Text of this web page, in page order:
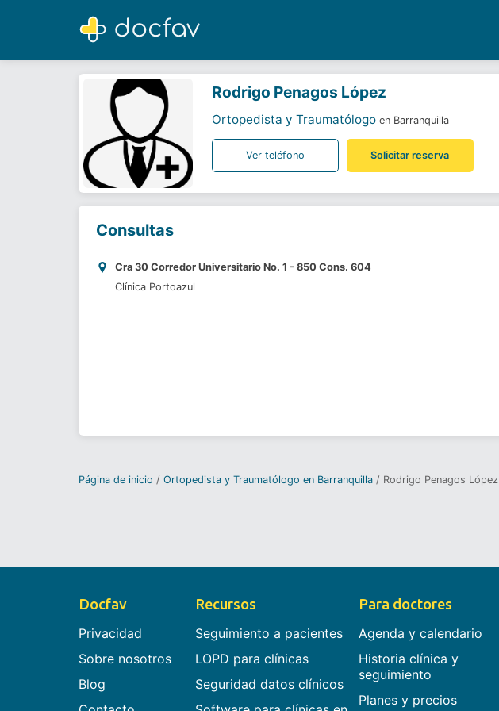
Rodrigo Penagos López
Ortopedista y Traumatólogo
Rodrigo Penagos López
Ortopedista y Traumatólogo en Barranquilla
Ver teléfono Solicitar reserva
Consultas
Cra 30 Corredor Universitario No. 1 - 850 Cons. 604
Clínica Portoazul
Página de inicio Ortopedista y Traumatólogo en Barranquilla Rodrigo Penagos López
Docfav
Privacidad
Sobre nosotros
Blog
Recursos
Seguimiento a pacientes
LOPD para clínicas
Seguridad datos clínicos
Para doctores
Agenda y calendario
Historia clínica y
seguimiento
Planes y precios